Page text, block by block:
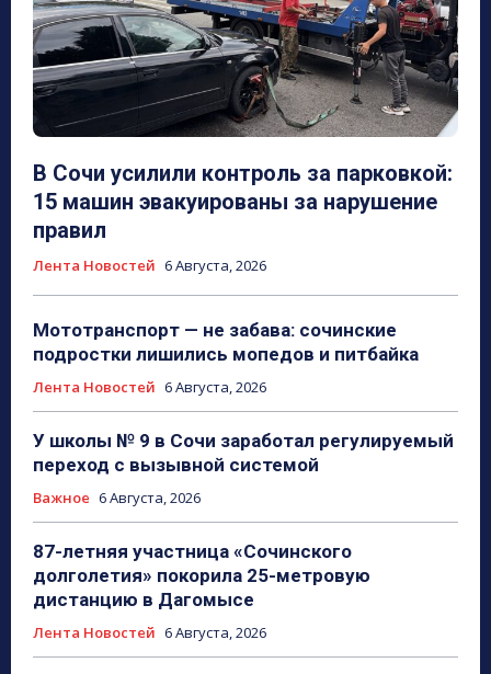
В Сочи усилили контроль за парковкой:
15 машин эвакуированы за нарушение
правил
Лента Новостей 6 Августа, 2026
Мототранспорт — не забава: сочинские
подростки лишились мопедов и питбайка
Лента Новостей 6 Августа, 2026
У школы № 9 в Сочи заработал регулируемый
переход с вызывной системой
Важное 6 Августа, 2026
87-летняя участница «Сочинского
долголетия» покорила 25-метровую
дистанцию в Дагомысе
Лента Новостей 6 Августа, 2026